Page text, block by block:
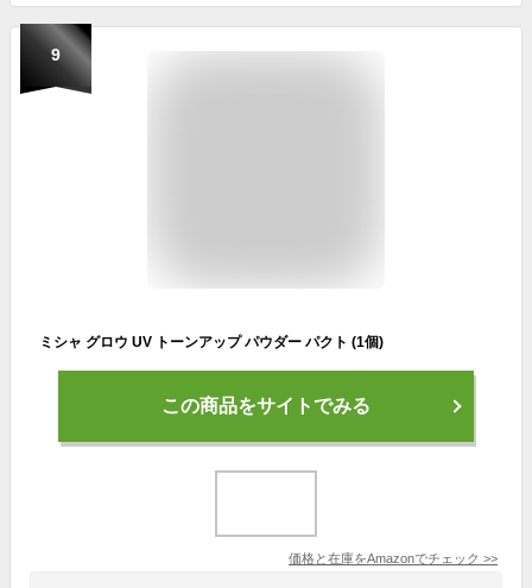
9
ミシャ グロウ UV トーンアップ パウダー パクト (1個)
この商品をサイトでみる
価格と在庫をAmazonでチェック >>